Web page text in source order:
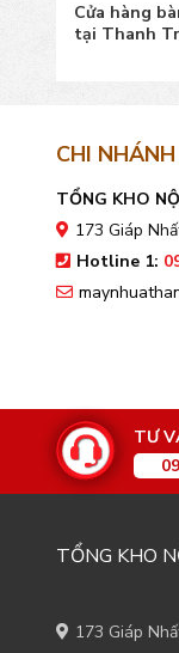
Cửa hàng
tại Đông
CHI
TỔNG KHO
173 Giáp
Hotline 1:
TƯ
TỔNG KHO
173 Giáp